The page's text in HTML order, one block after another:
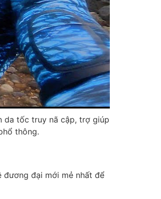
da tốc truy nã cập, trợ giúp
thông.
đương đại mới mẻ nhất để